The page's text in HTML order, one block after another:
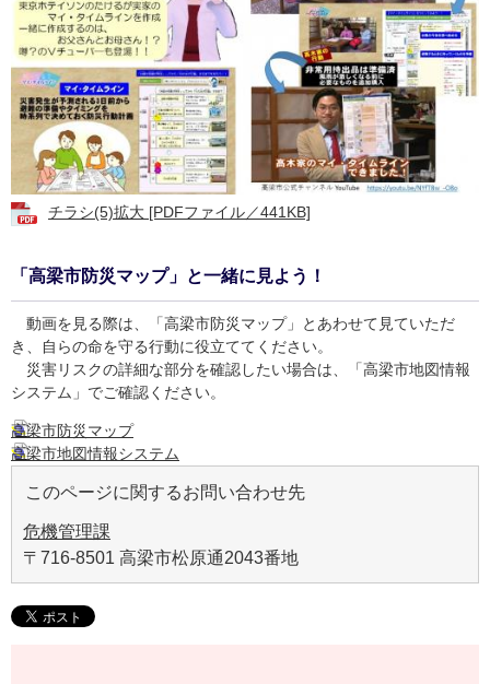
チラシ(5)拡大 [PDFファイル／441KB]
「高梁市防災マップ」と一緒に見よう！
動画を見る際は、「高梁市防災マップ」とあわせて見ていただ
き、自らの命を守る行動に役立ててください。
災害リスクの詳細な部分を確認したい場合は、「高梁市地図情報
システム」でご確認ください。
高梁市防災マップ
高梁市地図情報システム
このページに関するお問い合わせ先
危機管理課
〒716-8501 高梁市松原通2043番地